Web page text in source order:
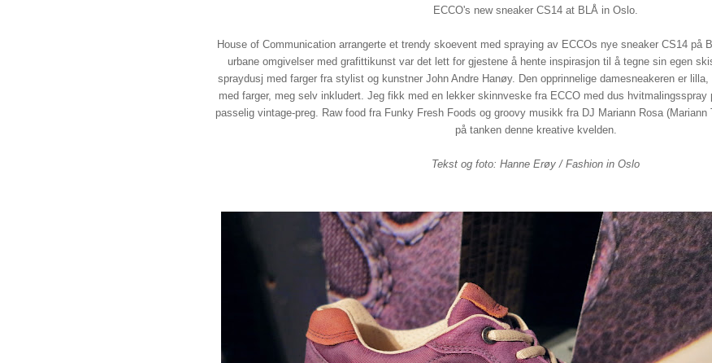
ECCO's new sneaker CS14 at BLÅ in Oslo.
House of Communication arrangerte et trendy skoevent med spraying av ECCOs nye sneaker CS14 på
urbane omgivelser med grafittikunst var det lett for gjestene å hente inspirasjon til å tegne sin egen
spraydusj med farger fra stylist og kunstner John Andre Hanøy. Den opprinnelige damesneakeren er
med farger, meg selv inkludert. Jeg fikk med en lekker skinnveske fra ECCO med dus hvitmalingsspray
passelig vintage-preg. Raw food fra Funky Fresh Foods og groovy musikk fra DJ Mariann Rosa
på tanken denne kreative kvelden.
Tekst og foto: Hanne Erøy / Fashion in Oslo